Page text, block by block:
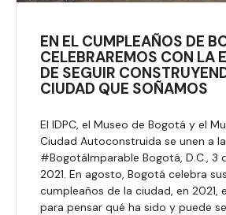
EN EL CUMPLEAÑOS DE
CELEBRAREMOS CON LA
DE SEGUIR
CIUDAD QUE SOÑAMOS
El IDPC, el Museo de Bogotá y el
Ciudad Autoconstruida se unen a
#BogotáImparable Bogotá, D.C., 3
2021. En agosto, Bogotá celebra
cumpleaños de la ciudad, en 2021,
para pensar qué ha sido y puede